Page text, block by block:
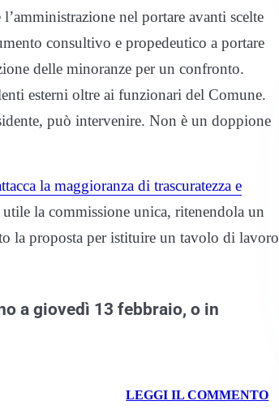
nel portare avanti scelte
consultivo e propedeutico a portare
delle minoranze per un confronto.
esterni oltre ai funzionari del Comune.
può intervenire. Non è un doppione
la maggioranza di trascuratezza e
la commissione unica, ritenendola un
la proposta per istituire un tavolo di lavoro
a giovedì 13 febbraio, o in
LEGGI IL COMMENTO